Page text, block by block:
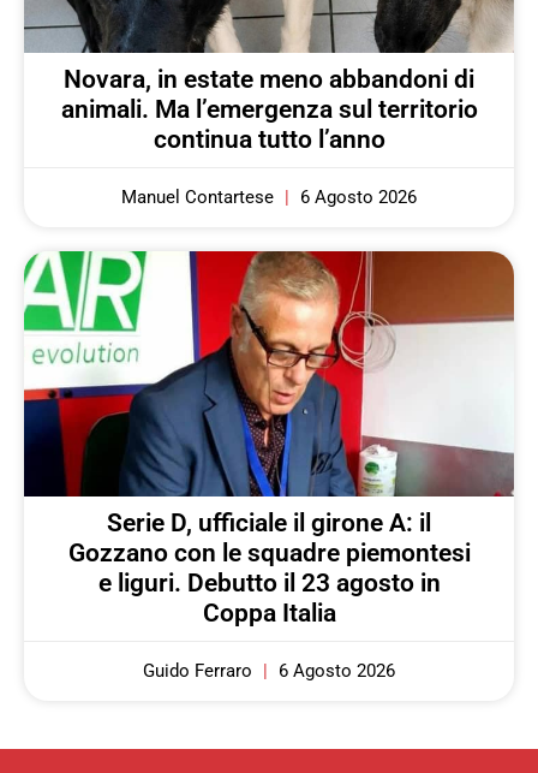
Novara, in estate meno abbandoni di
animali. Ma l’emergenza sul territorio
continua tutto l’anno
Manuel Contartese 6 Agosto 2026
Serie D, ufficiale il girone A: il
Gozzano con le squadre piemontesi
e liguri. Debutto il 23 agosto in
Coppa Italia
Guido Ferraro 6 Agosto 2026